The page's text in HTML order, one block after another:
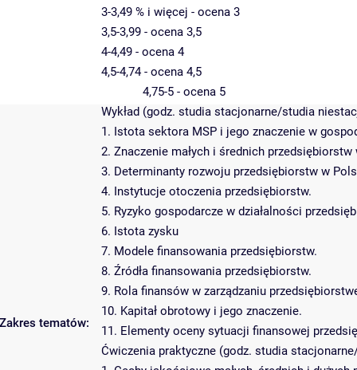
3-3,49 % i więcej - ocena 3
3,5-3,99 - ocena 3,5
4-4,49 - ocena 4
4,5-4,74 - ocena 4,5
4,75-5 - ocena 5
Zakres tematów:
Wykład (godz. studia stacjonarne/studia
1. Istota sektora MSP i jego znaczenie w
2. Znaczenie małych i średnich
3. Determinanty rozwoju przedsiębiorstw w
4. Instytucje otoczenia przedsiębiorstw.
5. Ryzyko gospodarcze w działalności
6. Istota zysku
7. Modele finansowania przedsiębiorstw.
8. Źródła finansowania przedsiębiorstw.
9. Rola finansów w zarządzaniu
10. Kapitał obrotowy i jego znaczenie.
11. Elementy oceny sytuacji finansowej
Ćwiczenia praktyczne (godz. studia